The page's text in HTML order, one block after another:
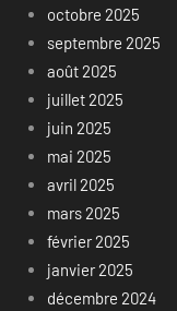
octobre 2025
septembre 2025
août 2025
juillet 2025
juin 2025
mai 2025
avril 2025
mars 2025
février 2025
janvier 2025
décembre 2024